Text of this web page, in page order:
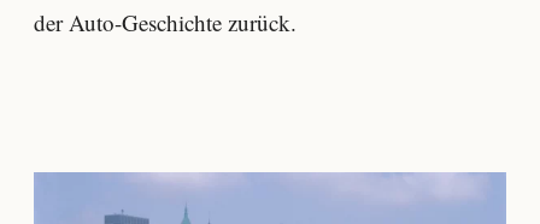
der Auto-Geschichte zurück.